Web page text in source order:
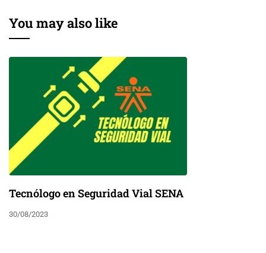
You may also like
Tecnólogo en Seguridad Vial SENA
30/08/2023